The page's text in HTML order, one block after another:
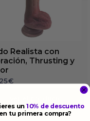
Realista con
Thrusting y
€
un10% de descuento
en tu primera compra?